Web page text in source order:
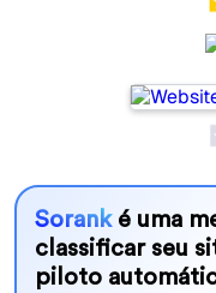
Sorank é uma
classificar seu
piloto